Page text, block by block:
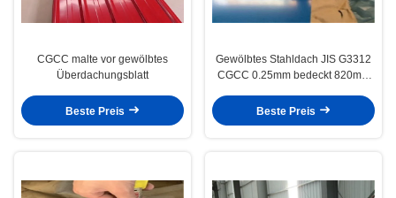
CGCC malte vor gewölbtes
Überdachungsblatt
Beste Preis
Gewölbtes Stahldach JIS G3312
CGCC 0.25mm bedeckt 820mm
Beste Preis